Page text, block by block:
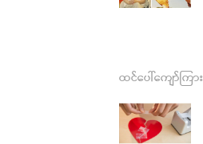
ထင်ပေါ်ကျော်ကြား